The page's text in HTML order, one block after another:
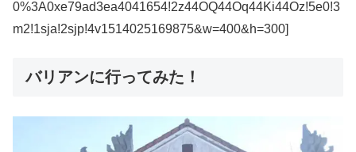
0%3A0xe79ad3ea4041654!2z44OQ44Oq44Ki44Oz!5e0!3
m2!1sja!2sjp!4v1514025169875&w=400&h=300]
バリアンに行ってみた！